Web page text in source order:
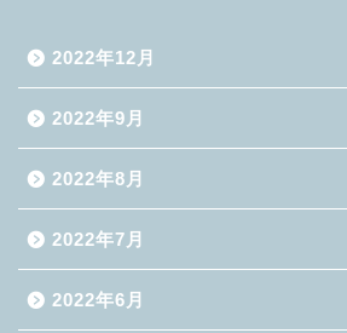
2022年12月
2022年9月
2022年8月
2022年7月
2022年6月